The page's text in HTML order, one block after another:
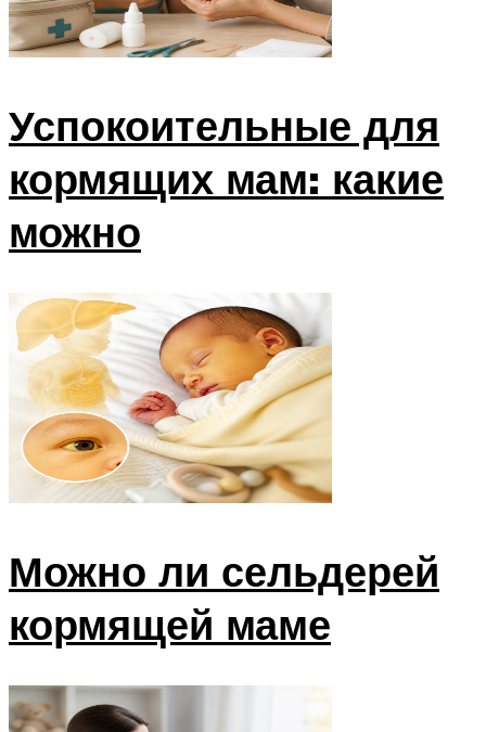
Успокоительные для
кормящих мам: какие
можно
Можно ли сельдерей
кормящей маме